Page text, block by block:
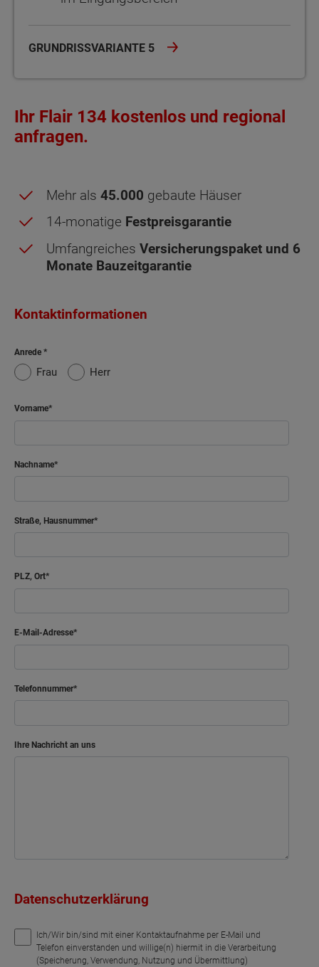
GRUNDRISSVARIANTE 5
Ihr Flair 134 kostenlos und regional
anfragen.
Mehr als 45.000 gebaute Häuser
14-monatige Festpreisgarantie
Umfangreiches Versicherungspaket und 6
Monate Bauzeitgarantie
Kontaktinformationen
Anrede
Frau Herr
Vorname
Nachname
Straße, Hausnummer
PLZ, Ort
E-Mail-Adresse
Telefonnummer
Ihre Nachricht an uns
Datenschutzerklärung
Ich/Wir bin/sind mit einer Kontaktaufnahme per E-Mail und
Telefon einverstanden und willige(n) hiermit in die Verarbeitung
(Speicherung, Verwendung, Nutzung und Übermittlung)